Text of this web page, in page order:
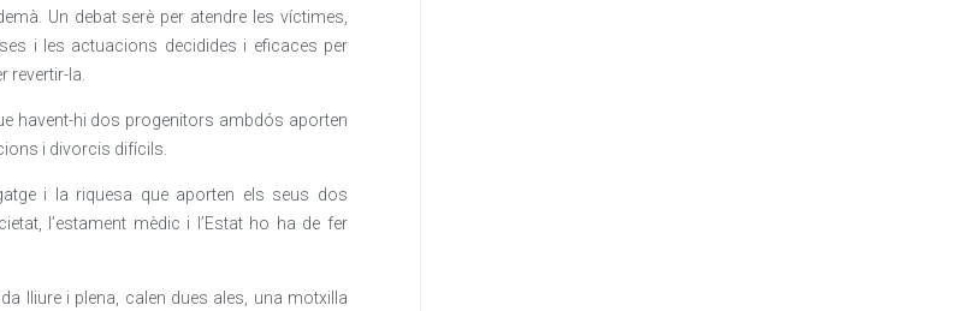
Un debat serè per atendre les víctimes,
i les actuacions decidides i eficaces per
revertir-la.
havent-hi dos progenitors ambdós aporten
i divorcis difícils.
i la riquesa que aporten els seus dos
l’estament mèdic i l’Estat ho ha de fer
lliure i plena, calen dues ales, una motxilla